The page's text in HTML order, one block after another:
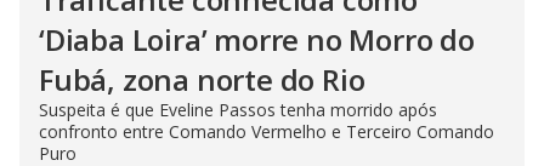
‘Diaba Loira’ morre no Morro do
Fubá, zona norte do Rio
Suspeita é que Eveline Passos tenha morrido após
confronto entre Comando Vermelho e Terceiro Comando
Puro